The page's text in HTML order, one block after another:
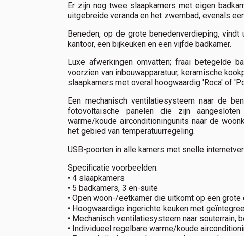
Er zijn nog twee slaapkamers met eigen
uitgebreide veranda en het zwembad, evenals
Beneden, op de grote benedenverdieping,
kantoor, een bijkeuken en een vijfde badkamer.
Luxe afwerkingen omvatten; fraai betegelde
voorzien van inbouwapparatuur, keramische
slaapkamers met overal hoogwaardig 'Roca' of
Een mechanisch ventilatiesysteem naar de
fotovoltaïsche panelen die zijn
warme/koude airconditioningunits naar de
het gebied van temperatuurregeling.
USB-poorten in alle kamers met snelle
Specificatie voorbeelden:
• 4 slaapkamers
• 5 badkamers, 3 en-suite
• Open woon-/eetkamer die uitkomt op een grote
• Hoogwaardige ingerichte keuken met
• Mechanisch ventilatiesysteem naar souterrain,
• Individueel regelbare warme/koude